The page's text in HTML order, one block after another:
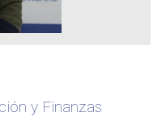
y Finanzas